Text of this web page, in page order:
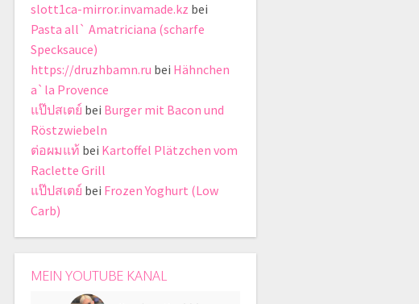
slott1ca-mirror.invamade.kz bei
Pasta all` Amatriciana (scharfe
Specksauce)
https://druzhbamn.ru bei Hähnchen
a`la Provence
แป๊ปสเตย์ bei Burger mit Bacon und
Röstzwiebeln
ต่อผมแท้ bei Kartoffel Plätzchen vom
Raclette Grill
แป๊ปสเตย์ bei Frozen Yoghurt (Low
Carb)
MEIN YOUTUBE KANAL